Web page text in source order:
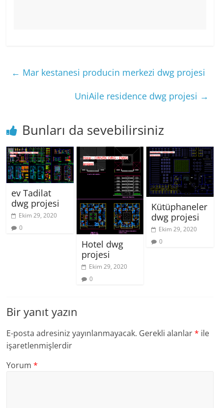
← Mar kestanesi producin merkezi dwg projesi
UniAile residence dwg projesi →
Bunları da sevebilirsiniz
ev Tadilat
dwg projesi
Ekim 29, 2020
0
Hotel dwg
projesi
Ekim 29, 2020
0
Kütüphaneler
dwg projesi
Ekim 29, 2020
0
Bir yanıt yazın
E-posta adresiniz yayınlanmayacak. Gerekli alanlar* ile
işaretlenmişlerdir
Yorum*